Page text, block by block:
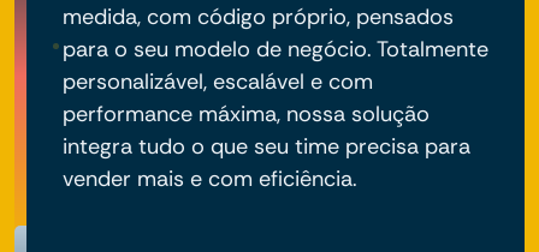
medida, com código próprio, pensados
para o seu modelo de negócio. Totalmente
personalizável, escalável e com
performance máxima, nossa solução
integra tudo o que seu time precisa para
vender mais e com eficiência.